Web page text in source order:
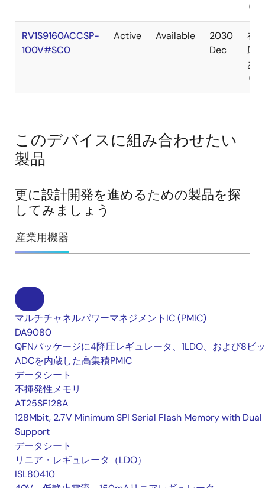
り
RV1S9160ACCSP-
100V#SC0
Active Available
2030
Dec
在
庫
あ
り
このデバイスに組み合わせたい
製品
更に設計開発を進めるための製品を探
してみましょう
産業用機器
マルチチャネルパワーマネジメントIC (PMIC)
DA9080
QFNパッケージに4降圧レギュレータ、1LDO、および8ビ
ADCを内蔵した高集積PMIC
データシート
不揮発性メモリ
AT25SF128A
128Mbit, 2.7V Minimum SPI Serial Flash Memory with Dual
Support
データシート
リニア・レギュレータ（LDO）
ISL80410